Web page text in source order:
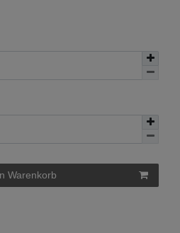
Warenkorb